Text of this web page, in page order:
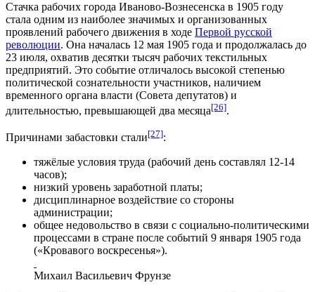
Стачка рабочих города Иваново-Вознесенска в 1905 году
стала одним из наиболее значимых и организованных
проявлений рабочего движения в ходе Первой русской
революции. Она началась 12 мая 1905 года и продолжалась до
23 июля, охватив десятки тысяч рабочих текстильных
предприятий. Это событие отличалось высокой степенью
политической сознательности участников, наличием
временного органа власти (Совета депутатов) и
длительностью, превышающей два месяца[26].
Причинами забастовки стали[27]:
тяжёлые условия труда (рабочий день составлял 12-14
часов);
низкий уровень заработной платы;
дисциплинарное воздействие со стороны
администрации;
общее недовольство в связи с социально-политическими
процессами в стране после событий 9 января 1905 года
(«Кровавого воскресенья»).
Михаил Васильевич Фрунзе